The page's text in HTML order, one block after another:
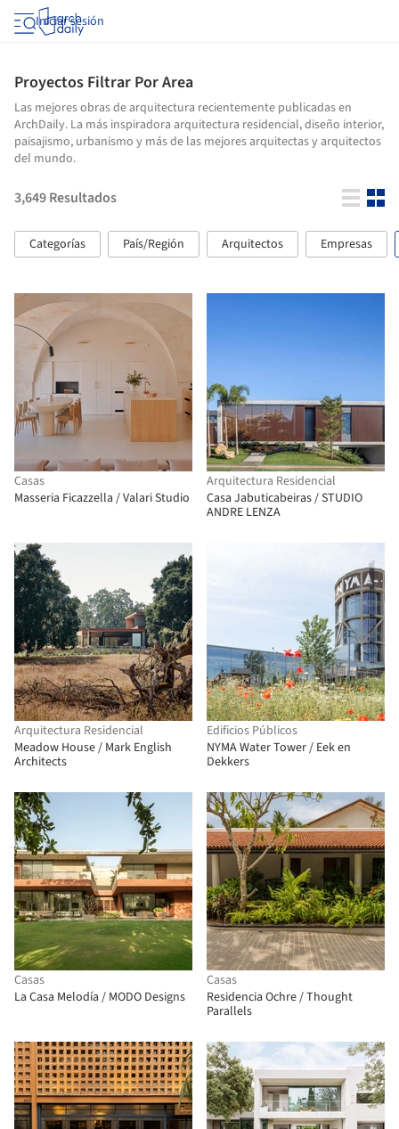
Iniciar sesión
Proyectos Filtrar Por Area
Las mejores obras de arquitectura recientemente publicadas en
ArchDaily. La más inspiradora arquitectura residencial, diseño interior,
paisajismo, urbanismo y más de las mejores arquitectas y arquitectos
del mundo.
3,649Resultados
Categorías País/Región Arquitectos Empresas
Casas
Masseria Ficazzella / Valari Studio
Arquitectura Residencial
Casa Jabuticabeiras / STUDIO
ANDRE LENZA
Arquitectura Residencial
Meadow House / Mark English
Architects
Edificios Públicos
NYMA Water Tower / Eek en
Dekkers
Casas
La Casa Melodía / MODO Designs
Casas
Residencia Ochre / Thought
Parallels